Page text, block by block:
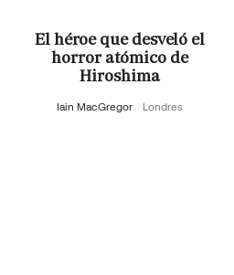
El héroe que desveló el
horror atómico de
Hiroshima
Iain MacGregor Londres